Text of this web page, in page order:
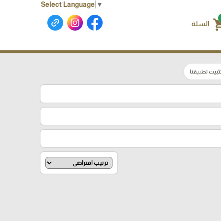
Select Language ▼
السلة
تطبيقنا